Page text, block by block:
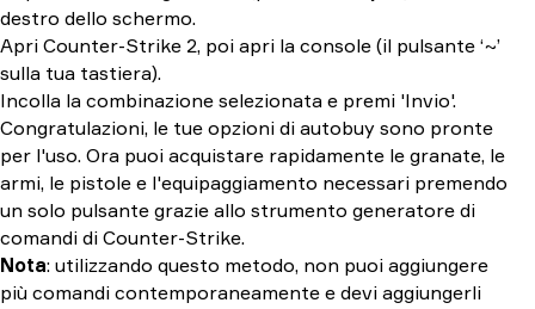
destro dello schermo.
Apri Counter-Strike 2, poi apri la console (il pulsante ‘~’
sulla tua tastiera).
Incolla la combinazione selezionata e premi 'Invio'.
Congratulazioni, le tue opzioni di autobuy sono pronte
per l'uso. Ora puoi acquistare rapidamente le granate, le
armi, le pistole e l'equipaggiamento necessari premendo
un solo pulsante grazie allo strumento generatore di
comandi di Counter-Strike.
Nota: utilizzando questo metodo, non puoi aggiungere
più comandi contemporaneamente e devi aggiungerli